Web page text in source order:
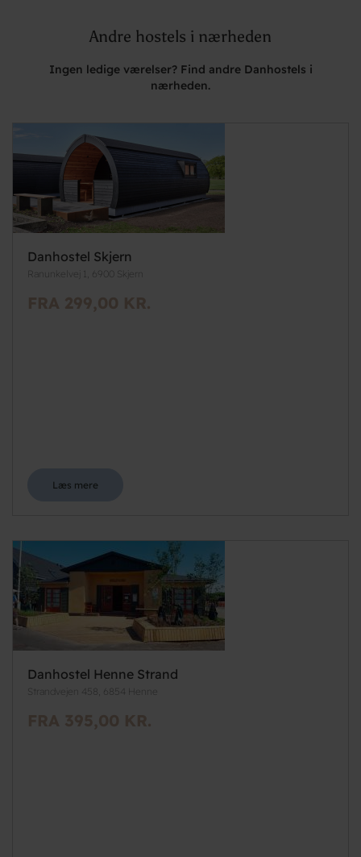
Andre hostels i nærheden
Ingen ledige værelser? Find andre Danhostels i
nærheden.
Danhostel Skjern
Ranunkelvej 1, 6900 Skjern
FRA 299,00 KR.
Læs mere
Danhostel Henne Strand
Strandvejen 458, 6854 Henne
FRA 395,00 KR.